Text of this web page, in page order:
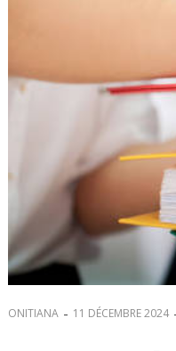
ONITIANA - 11 DÉCEMBRE 2024